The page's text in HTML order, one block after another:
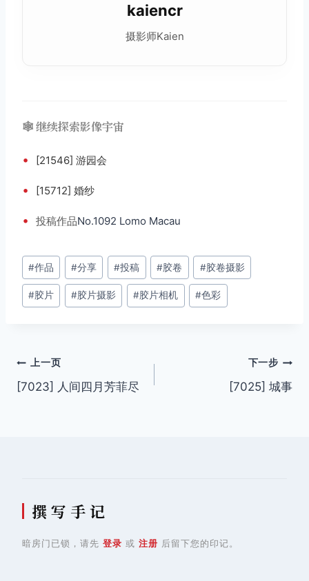
kaiencr
摄影师Kaien
🕸️ 继续探索影像宇宙
• [21546] 游园会
• [15712] 婚纱
• 投稿作品No.1092 Lomo Macau
文
章
标
#作品 #分享 #投稿 #胶卷 #胶卷摄影
#胶片 #胶片摄影 #胶片相机 #色彩
文
章
上一页
[7023] 人间四月芳菲尽
下一步
[7025] 城事
撰 写 手 记
暗房门已锁，请先 登录 或 注册 后留下您的印记。